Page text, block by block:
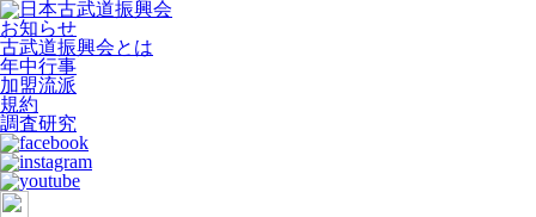
お知らせ
古武道振興会とは
年中行事
加盟流派
規約
調査研究